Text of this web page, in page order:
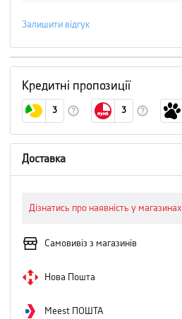
Залишити відгук
Кредитні пропозиції
3 3
Доставка
Дізнатись про наявність у магазинах
Самовивіз з магазинів
Нова Пошта
Meest ПОШТА